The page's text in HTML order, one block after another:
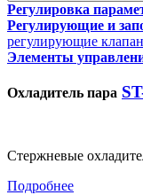
Регулировка
Регулирующие и
регулирующие
Элементы
Охладитель пара
Стержневые
Подробнее